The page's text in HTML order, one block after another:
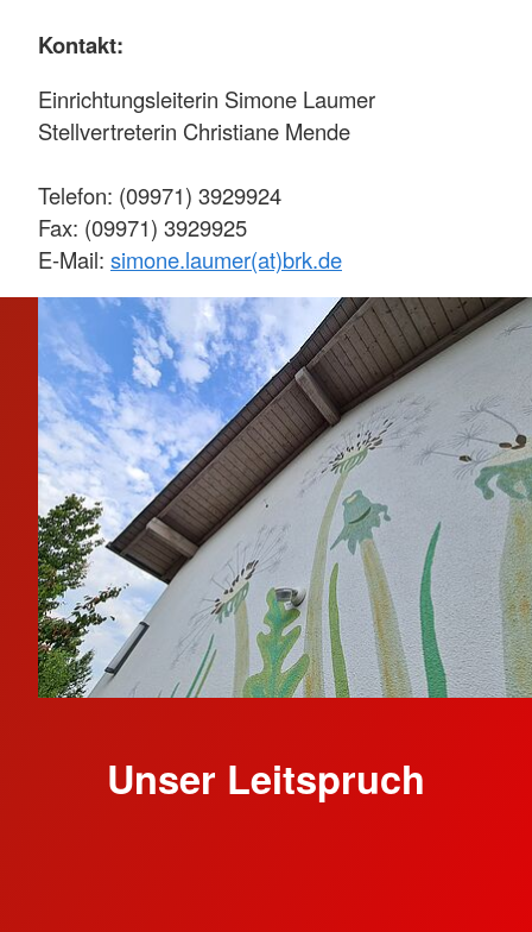
Kontakt:
Einrichtungsleiterin Simone Laumer
Stellvertreterin Christiane Mende
Telefon: (09971) 3929924
Fax: (09971) 3929925
E-Mail: simone.laumer(at)brk.de
Unser Leitspruch